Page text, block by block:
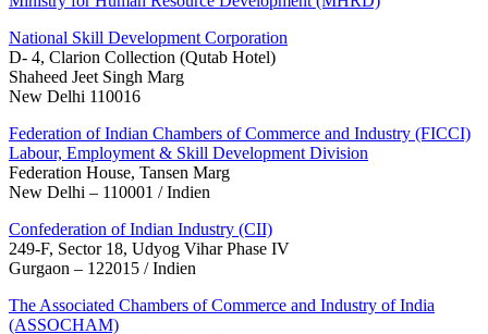
National Skill Development Corporation
D- 4, Clarion Collection (Qutab Hotel)
Shaheed Jeet Singh Marg
New Delhi 110016
Federation of Indian Chambers of Commerce and Industry (FICCI)
Labour, Employment & Skill Development Division
Federation House, Tansen Marg
New Delhi – 110001 / Indien
Confederation of Indian Industry (CII)
249-F, Sector 18, Udyog Vihar Phase IV
Gurgaon – 122015 / Indien
The Associated Chambers of Commerce and Industry of India
(ASSOCHAM)